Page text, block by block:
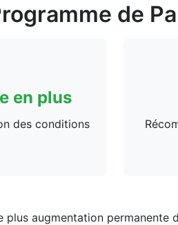
de
en plus
des conditions
plus augmentation